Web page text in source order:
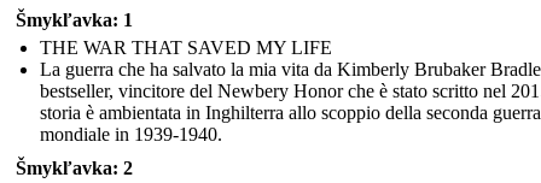
Šmykľavka: 1
THE WAR THAT SAVED MY LIFE
La guerra che ha salvato la mia vita da Kimberly Brubaker
bestseller, vincitore del Newbery Honor che è stato scritto nel
storia è ambientata in Inghilterra allo scoppio della seconda guerra
mondiale in 1939-1940.
Šmykľavka: 2